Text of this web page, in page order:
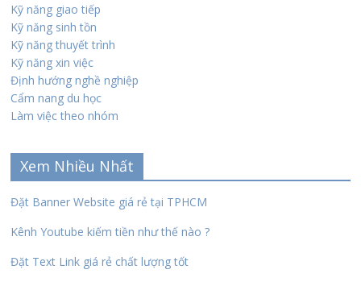
Kỹ năng giao tiếp
Kỹ năng sinh tồn
Kỹ năng thuyết trình
Kỹ năng xin việc
Định hướng nghề nghiệp
Cẩm nang du học
Làm việc theo nhóm
Xem Nhiều Nhất
Đặt Banner Website giá rẻ tại TPHCM
Kênh Youtube kiếm tiền như thế nào ?
Đặt Text Link giá rẻ chất lượng tốt